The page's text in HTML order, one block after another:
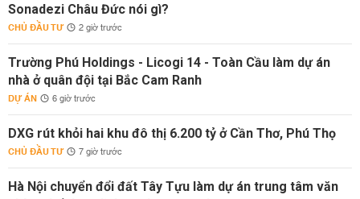
Sonadezi Châu Đức nói gì?
CHỦ ĐẦU TƯ 2 giờ trước
Trường Phú Holdings - Licogi 14 - Toàn Cầu làm dự án
nhà ở quân đội tại Bắc Cam Ranh
DỰ ÁN 6 giờ trước
DXG rút khỏi hai khu đô thị 6.200 tỷ ở Cần Thơ, Phú Thọ
CHỦ ĐẦU TƯ 7 giờ trước
Hà Nội chuyển đổi đất Tây Tựu làm dự án trung tâm văn